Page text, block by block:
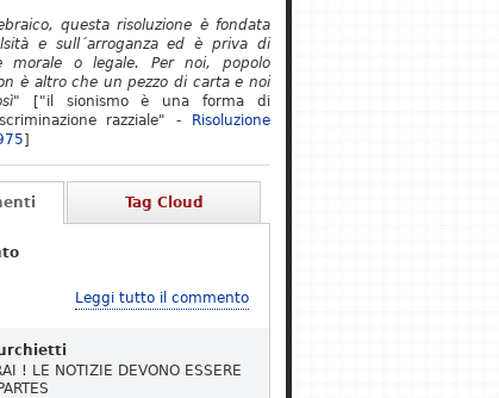
questa risoluzione è fondata
e sull´arroganza ed è priva di
morale o legale. Per noi, popolo
è altro che un pezzo di carta e noi
["il sionismo è una forma di
razziale" -
Risoluzione
]
Tag Cloud
Leggi tutto il commento
! LE NOTIZIE DEVONO ESSERE